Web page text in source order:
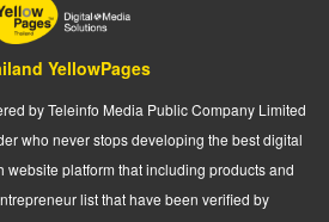
YellowPages
by Teleinfo Media Public Company Limited
who never stops developing the best digital
website platform that including products and
list that have been verified by